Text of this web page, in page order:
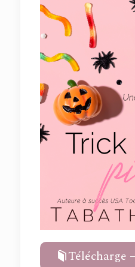
Télécharge